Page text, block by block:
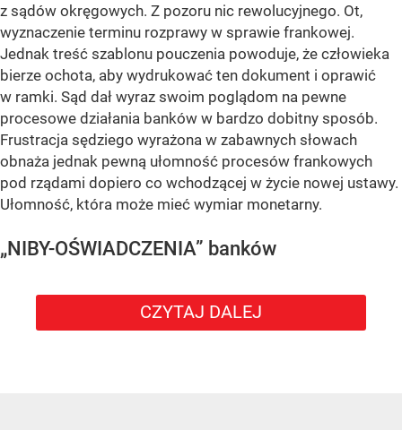
z sądów okręgowych. Z pozoru nic rewolucyjnego. Ot,
wyznaczenie terminu rozprawy w sprawie frankowej.
Jednak treść szablonu pouczenia powoduje, że człowieka
bierze ochota, aby wydrukować ten dokument i oprawić
w ramki. Sąd dał wyraz swoim poglądom na pewne
procesowe działania banków w bardzo dobitny sposób.
Frustracja sędziego wyrażona w zabawnych słowach
obnaża jednak pewną ułomność procesów frankowych
pod rządami dopiero co wchodzącej w życie nowej ustawy.
Ułomność, która może mieć wymiar monetarny.
„NIBY-OŚWIADCZENIA” banków
CZYTAJ DALEJ